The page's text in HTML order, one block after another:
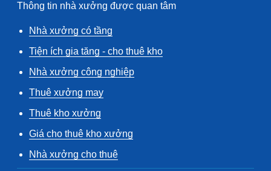
Thông tin nhà xưởng được quan tâm
Nhà xưởng có tầng
Tiện ích gia tăng - cho thuê kho
Nhà xưởng công nghiệp
Thuê xưởng may
Thuê kho xưởng
Giá cho thuê kho xưởng
Nhà xưởng cho thuê